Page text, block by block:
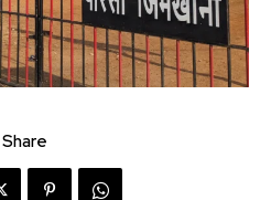
Share